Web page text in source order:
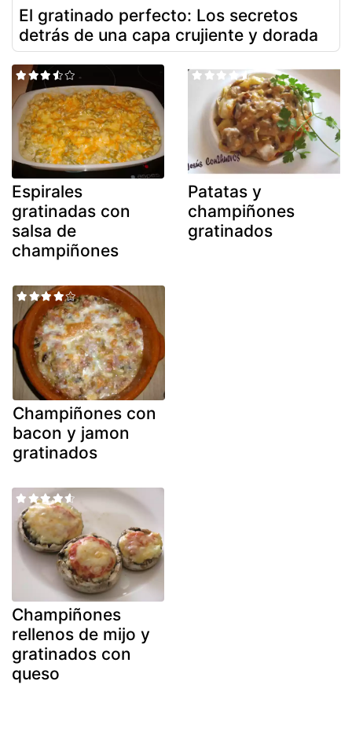
El gratinado perfecto: Los secretos
detrás de una capa crujiente y dorada
Espirales
gratinadas con
salsa de
champiñones
Patatas y
champiñones
gratinados
Champiñones con
bacon y jamon
gratinados
Champiñones
rellenos de mijo y
gratinados con
queso